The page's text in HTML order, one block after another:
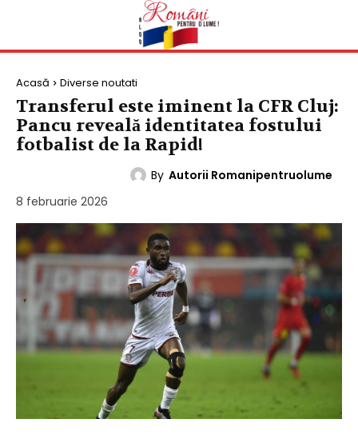
Acasă Diverse noutati
Transferul este iminent la CFR Cluj:
Pancu reveală identitatea fostului
fotbalist de la Rapid!
By Autorii Romanipentruolume
8 februarie 2026